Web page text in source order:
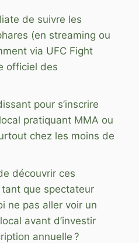
de suivre les
(en streaming ou
via UFC Fight
officiel des
pour s’inscrire
pratiquant MMA ou
chez les moins de
découvrir ces
que spectateur
ne pas aller voir un
avant d’investir
annuelle ?